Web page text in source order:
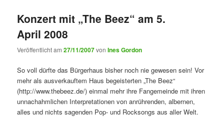
Konzert mit „The Beez“ am 5.
April 2008
Veröffentlicht am27/11/2007vonInes Gordon
So voll dürfte das Bürgerhaus bisher noch nie gewesen sein! Vor
mehr als ausverkauftem Haus begeisterten „The Beez“
(http://www.thebeez.de/) einmal mehr ihre Fangemeinde mit ihren
unnachahmlichen Interpretationen von anrührenden, albernen,
alles und nichts sagenden Pop- und Rocksongs aus aller Welt.